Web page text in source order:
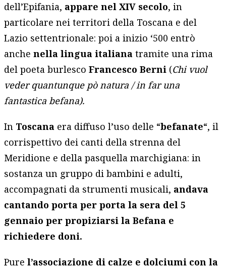
dell’Epifania, appare nel XIV secolo, in
particolare nei territori della Toscana e del
Lazio settentrionale: poi a inizio ‘500 entrò
anchenella lingua italiana tramite una rima
del poeta burlesco Francesco Berni (Chi vuol
veder quantunque pò natura / in far una
fantastica befana).
In Toscana era diffuso l’uso delle “befanate“, il
corrispettivo dei canti della strenna del
Meridione e della pasquella marchigiana: in
sostanza un gruppo di bambini e adulti,
accompagnati da strumenti musicali, andava
cantando porta per porta la sera del 5
gennaio per propiziarsi la Befana e
richiedere doni.
Purel’associazione di calze e dolciumi con la